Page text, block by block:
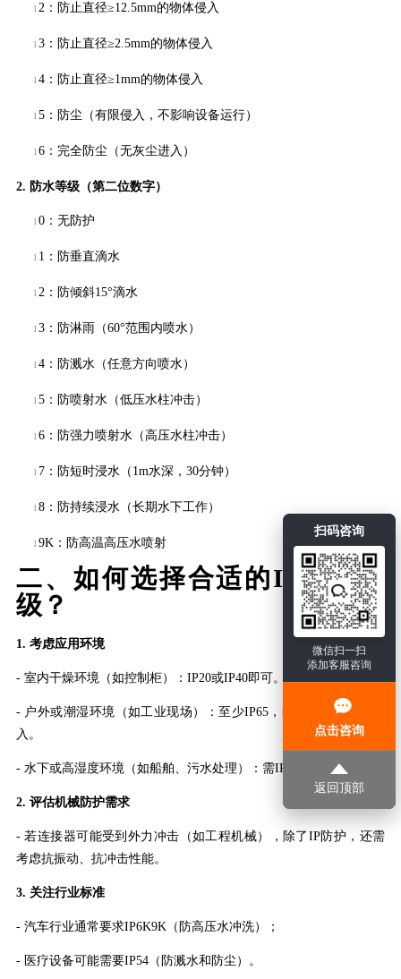
扫码咨询
微信扫一扫
添加客服咨询
点击咨询
返回顶部
l 2：防止直径≥12.5mm的物体侵入
l 3：防止直径≥2.5mm的物体侵入
l 4：防止直径≥1mm的物体侵入
l 5：防尘（有限侵入，不影响设备运行）
l 6：完全防尘（无灰尘进入）
2. 防水等级（第二位数字）
l 0：无防护
l 1：防垂直滴水
l 2：防倾斜15°滴水
l 3：防淋雨（60°范围内喷水）
l 4：防溅水（任意方向喷水）
l 5：防喷射水（低压水柱冲击）
l 6：防强力喷射水（高压水柱冲击）
l 7：防短时浸水（1m水深，30分钟）
l 8：防持续浸水（长期水下工作）
l 9K：防高温高压水喷射
二、 如何选择合适的IP防护等
级？
1. 考虑应用环境
- 室内干燥环境（如控制柜）： IP20或IP40即可。
- 户外或潮湿环境（如工业现场）：至少IP65，防止雨水和灰尘侵
入。
- 水下或高湿度环境（如船舶、污水处理）：需IP67或IP68。
2. 评估机械防护需求
-若连接器可能受到外力冲击（如工程机械），除了 IP防护，还需
考虑抗振动、抗冲击性能。
3. 关注行业标准
- 汽车行业通常要求IP6K9K（防高压水冲洗）；
- 医疗设备可能需要IP54（防溅水和防尘）。